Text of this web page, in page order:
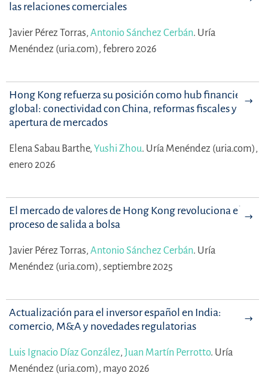
las relaciones comerciales
Javier Pérez Torras, Antonio Sánchez Cerbán. Uría
Menéndez (uria.com), febrero 2026
Hong Kong refuerza su posición como hub financiero
global: conectividad con China, reformas fiscales y
apertura de mercados
Elena Sabau Barthe, Yushi Zhou. Uría Menéndez (uria.com),
enero 2026
El mercado de valores de Hong Kong revoluciona el
proceso de salida a bolsa
Javier Pérez Torras, Antonio Sánchez Cerbán. Uría
Menéndez (uria.com), septiembre 2025
Actualización para el inversor español en India:
comercio, M&A y novedades regulatorias
Luis Ignacio Díaz González, Juan Martín Perrotto. Uría
Menéndez (uria.com), mayo 2026